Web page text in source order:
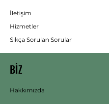
İletişim
Hizmetler
Sıkça Sorulan Sorular
BİZ
Hakkımızda